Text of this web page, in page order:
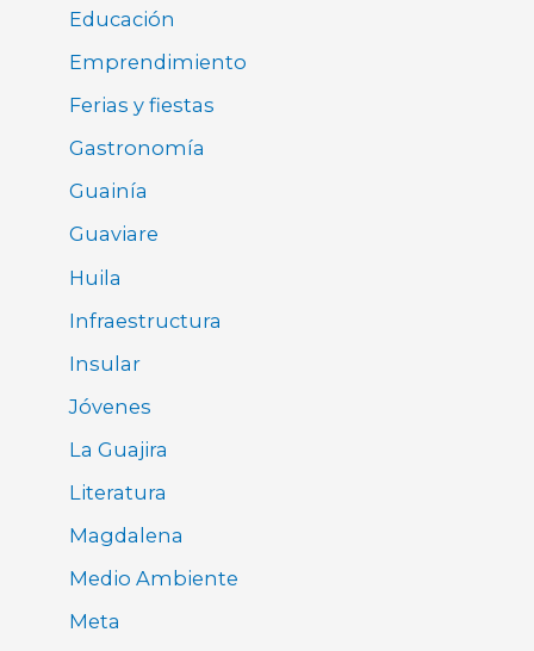
Educación
Emprendimiento
Ferias y fiestas
Gastronomía
Guainía
Guaviare
Huila
Infraestructura
Insular
Jóvenes
La Guajira
Literatura
Magdalena
Medio Ambiente
Meta